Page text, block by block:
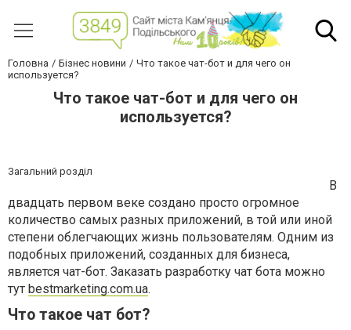
Головна Бізнес новини
Что такое чат-бот и для чего он
используется?
Что такое чат-бот и для чего он
используется?
Загальний розділ
В
двадцать первом веке создано просто огромное
количество самых разных приложений, в той или иной
степени облегчающих жизнь пользователям. Одним из
подобных приложений, созданных для бизнеса,
является чат-бот. Заказать разработку чат бота можно
тут bestmarketing.com.ua.
Что такое чат бот?